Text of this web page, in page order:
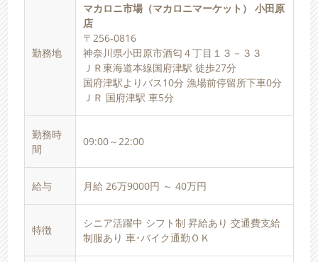
勤務地
マカロニ市場（マカロニマーケット） 小田原
店
〒256-0816
神奈川県小田原市酒匂４丁目１３－３３
ＪＲ東海道本線国府津駅 徒歩27分
国府津駅よりバス10分 漁場前停留所下車0分
ＪＲ 国府津駅 車5分
勤務時
間
09:00～22:00
給与 月給 26万9000円 ～ 40万円
特徴
シニア活躍中 シフト制 昇給あり 交通費支給
制服あり 車･バイク通勤ＯＫ